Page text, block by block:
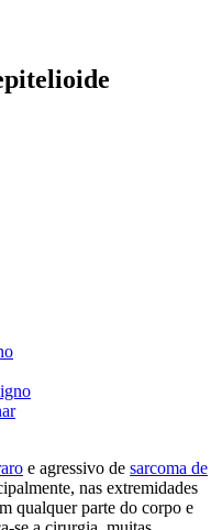
e agressivo de sarcoma de
nas extremidades
qualquer parte do corpo e